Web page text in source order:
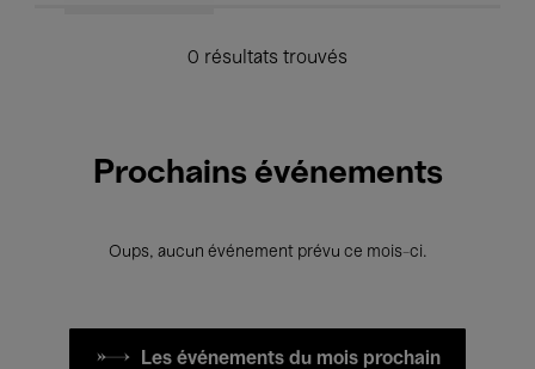
0 résultats trouvés
Prochains événements
Oups, aucun événement prévu ce mois-ci.
Les événements du mois prochain